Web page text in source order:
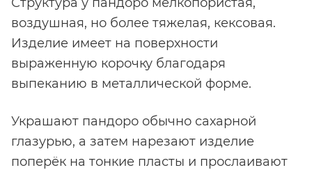
воздушная, но более тяжелая, кексовая.
Изделие имеет на поверхности
выраженную корочку благодаря
выпеканию в металлической форме.
Украшают пандоро обычно сахарной
глазурью, а затем нарезают изделие
поперёк на тонкие пласты и прослаивают